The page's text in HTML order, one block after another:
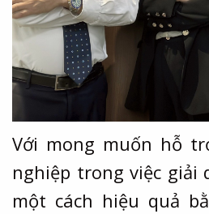
Với mong muốn hỗ
nghiệp trong việc giải
một cách hiệu quả